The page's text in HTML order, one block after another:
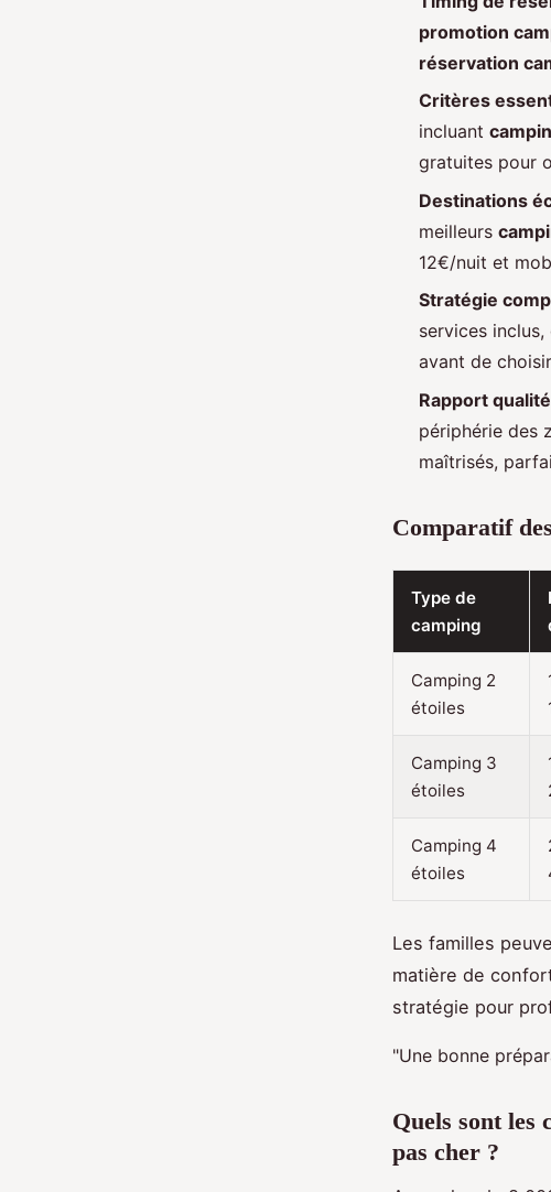
promotion
réservation
Critères
incluant
gratuites pour
Destinations
meilleurs
12€/nuit et
Stratégie
services
avant de
Rapport
périphérie des
maîtrisés,
Comparatif
Type de
camping
Camping 2
étoiles
Camping 3
étoiles
Camping 4
étoiles
Les familles
matière de
stratégie pour
"Une bonne
Quels sont les
pas cher ?